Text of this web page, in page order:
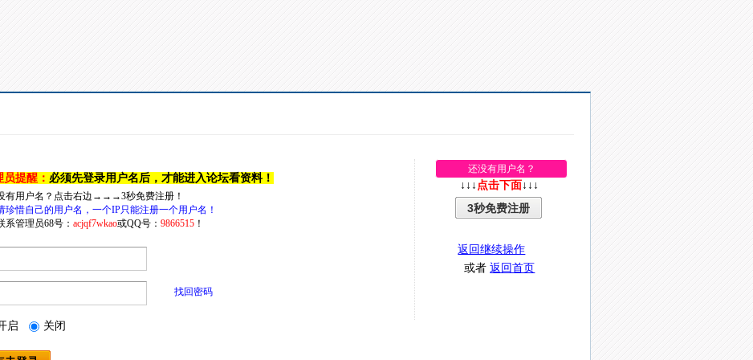
员提醒： 必须先登录用户名后，才能进入论坛看资料！
有用户名？点击右边→→→3秒免费注册！
珍惜自己的用户名，一个IP只能注册一个用户名！
系管理员68号： acjqf7wkao或QQ号： 9866515！
找回密码
启 关闭
还没有用户名？
↓↓↓ 点击下面 ↓↓↓
3秒免费注册
返回继续操作
或者返回首页